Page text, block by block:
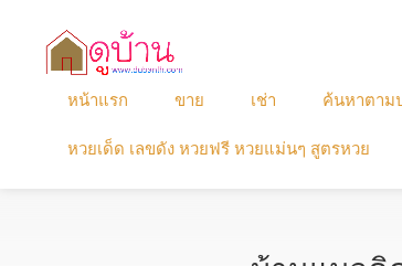
หน้าแรก ขาย เช่า ค้นหาตาม
หวยเด็ด เลขดัง หวยฟรี หวยแม่นๆ สูตรหวย